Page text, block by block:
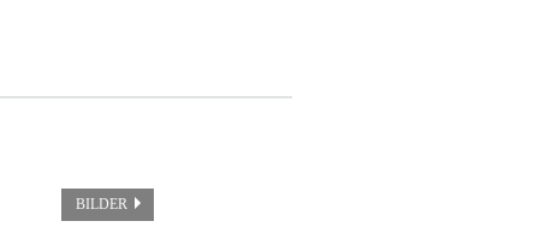
BILDER